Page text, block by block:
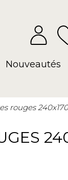
Nouveautés
rouges